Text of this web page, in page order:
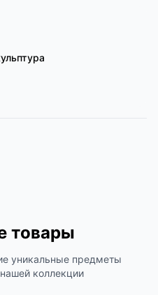
товары
уникальные предметы
коллекции